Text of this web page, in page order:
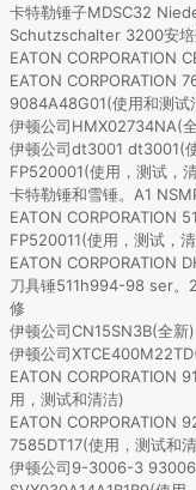
卡特勒锤子MDSC32
Schutzschalter 3200安
EATON CORPORATION
EATON CORPORATION
9084A48G01(使用和测试
伊顿公司HMX02734NA(
伊顿公司dt3001 dt3001(
FP520001(使用，测试，
卡特勒锤和雪锤。A1
EATON CORPORATION
FP520011(使用，测试，
EATON CORPORATION
刀具锤511h994-98 ser。
修
伊顿公司CN15SN3B(全新)
伊顿公司
EATON CORPORATION
用，测试和清洁)
EATON CORPORATION
7585DT17(使用，测试和
伊顿公司9-3006-3